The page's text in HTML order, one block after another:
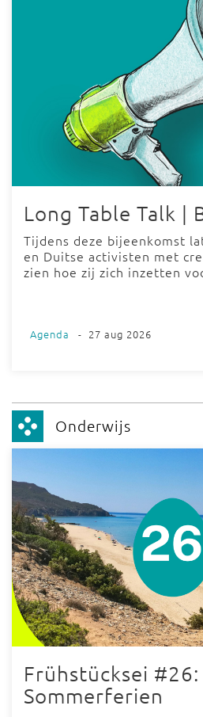
Long Table Talk |
Tijdens deze bijeenkomst
en Duitse activisten met
zien hoe zij zich inzetten
Agenda - 27 aug 2026
Onderwijs
Frühstücksei
Sommerferien